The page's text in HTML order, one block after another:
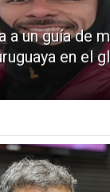
a un guía de
en el